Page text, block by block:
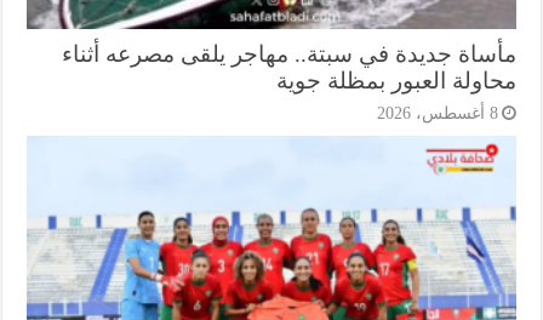
جديدة في سبتة.. مهاجر يلقى مصرعه أثناء
العبور بمظلة جوية